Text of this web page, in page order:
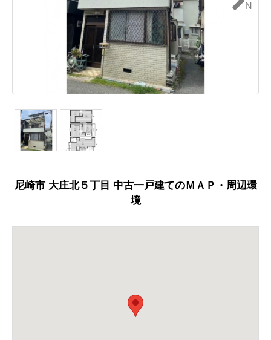
N
尼崎市 大庄北５丁目 中古一戸建てのＭＡＰ・周辺環
境